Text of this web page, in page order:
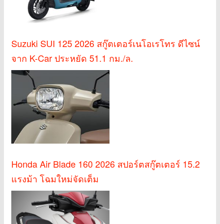
Suzuki SUI 125 2026 สกู๊ตเตอร์เนโอเรโทร ดีไซน์
จาก K-Car ประหยัด 51.1 กม./ล.
Honda Air Blade 160 2026 สปอร์ตสกู๊ตเตอร์ 15.2
แรงม้า โฉมใหม่จัดเต็ม